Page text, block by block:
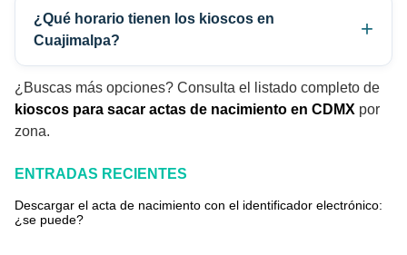
¿Qué horario tienen los kioscos en
Cuajimalpa?
¿Buscas más opciones? Consulta el listado completo de
kioscos para sacar actas de nacimiento en CDMX por
zona.
ENTRADAS RECIENTES
Descargar el acta de nacimiento con el identificador electrónico:
¿se puede?